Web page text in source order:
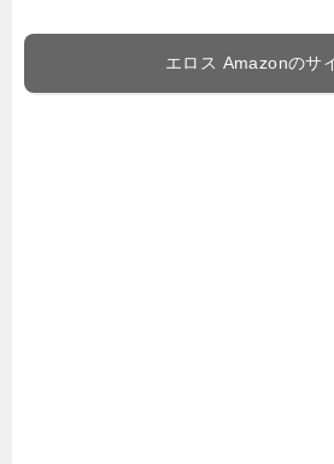
エロス Amazonのサ